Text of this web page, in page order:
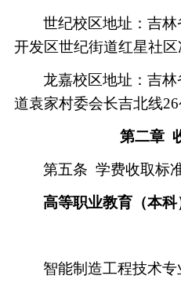
世纪校区地址：吉
开发区世纪街道红星社
龙嘉校区地址：吉
道袁家村委会长吉北线
第二章
第五条 学费收取标
高等职业教育（本科
智能制造工程技术